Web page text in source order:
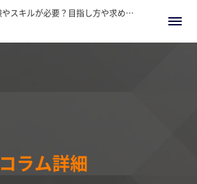
CFOになるにはどんな経験やスキルが必要？目指し方や求められるキャリアについて
コラム詳細